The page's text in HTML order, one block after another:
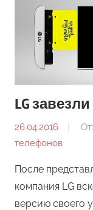
LG
26.04.2016 От:
телефонов
После
компания LG
версию своего